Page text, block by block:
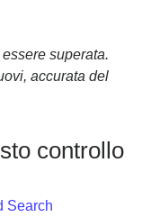
superata.
accurata del
controllo
Search